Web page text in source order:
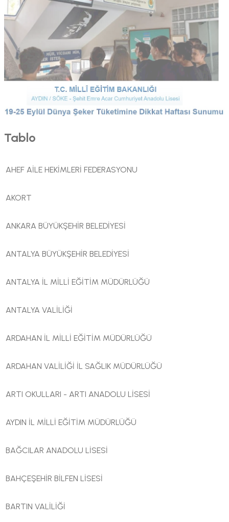
Tablo
AHEF AİLE HEKİMLERİ FEDERASYONU
AKORT
ANKARA BÜYÜKŞEHİR BELEDİYESİ
ANTALYA BÜYÜKŞEHİR BELEDİYESİ
ANTALYA İL MİLLİ EĞİTİM MÜDÜRLÜĞÜ
ANTALYA VALİLİĞİ
ARDAHAN İL MİLLİ EĞİTİM MÜDÜRLÜĞÜ
ARDAHAN VALİLİĞİ İL SAĞLIK MÜDÜRLÜĞÜ
ARTI OKULLARI - ARTI ANADOLU LİSESİ
AYDIN İL MİLLİ EĞİTİM MÜDÜRLÜĞÜ
BAĞCILAR ANADOLU LİSESİ
BAHÇEŞEHİR BİLFEN LİSESİ
BARTIN VALİLİĞİ